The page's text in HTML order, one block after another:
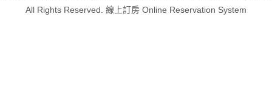
All Rights Reserved. 線上訂房 Online Reservation System